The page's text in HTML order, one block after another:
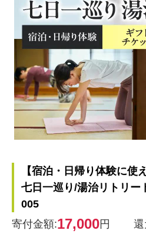
【宿泊・日帰り体験に使
七日一巡り/湯治リトリー
005
寄付金額:17,000円